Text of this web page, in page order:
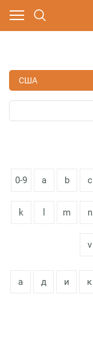
0-9 a b c
k m n
v
а д и к
Ваш город - Москва,
угадали?